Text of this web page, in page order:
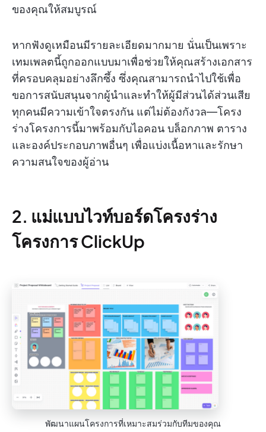
ของคุณให้สมบูรณ์
หากฟังดูเหมือนมีรายละเอียดมากมาย นั่นเป็นเพราะ
เทมเพลตนี้ถูกออกแบบมาเพื่อช่วยให้คุณสร้างเอกสาร
ที่ครอบคลุมอย่างลึกซึ้ง ซึ่งคุณสามารถนำไปใช้เพื่อ
ขอการสนับสนุนจากผู้นำและทำให้ผู้มีส่วนได้ส่วนเสีย
ทุกคนมีความเข้าใจตรงกัน แต่ไม่ต้องกังวล—โครง
ร่างโครงการนี้มาพร้อมกับไอคอน บล็อกภาพ ตาราง
และองค์ประกอบภาพอื่นๆ เพื่อแบ่งเนื้อหาและรักษา
ความสนใจของผู้อ่าน
2. แม่แบบไวท์บอร์ดโครงร่าง
โครงการ ClickUp
พัฒนาแผนโครงการที่เหมาะสมร่วมกับทีมของคุณ